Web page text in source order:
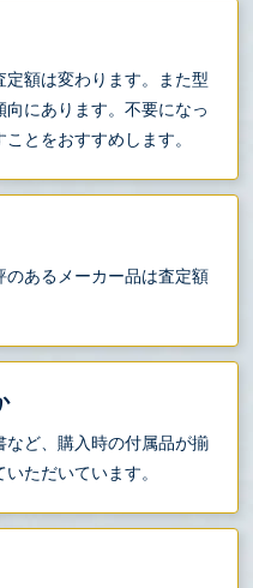
額は変わります。また型
にあります。不要になっ
とをおすすめします。
のあるメーカー品は査定額
ど、購入時の付属品が揃
ただいています。